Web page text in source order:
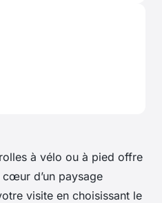
à vélo ou à pied offre
d’un paysage
visite en choisissant le